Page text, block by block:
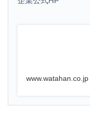
www.watahan.co.jp